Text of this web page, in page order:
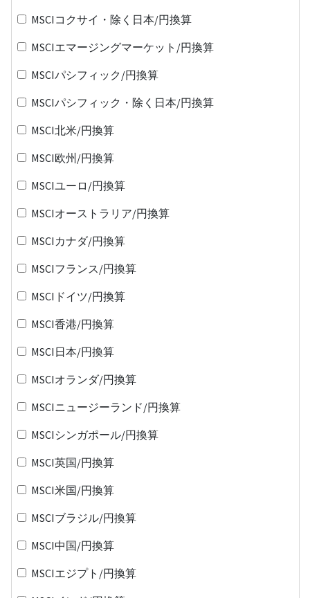
MSCIコクサイ・除く日本/円換算
MSCIエマージングマーケット/円換算
MSCIパシフィック/円換算
MSCIパシフィック・除く日本/円換算
MSCI北米/円換算
MSCI欧州/円換算
MSCIユーロ/円換算
MSCIオーストラリア/円換算
MSCIカナダ/円換算
MSCIフランス/円換算
MSCIドイツ/円換算
MSCI香港/円換算
MSCI日本/円換算
MSCIオランダ/円換算
MSCIニュージーランド/円換算
MSCIシンガポール/円換算
MSCI英国/円換算
MSCI米国/円換算
MSCIブラジル/円換算
MSCI中国/円換算
MSCIエジプト/円換算